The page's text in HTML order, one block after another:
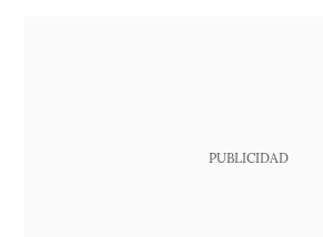
PUBLICIDAD